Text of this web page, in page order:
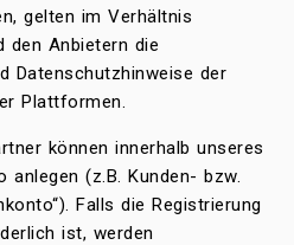
gelten im Verhältnis
den Anbietern die
Datenschutzhinweise der
Plattformen.
können innerhalb unseres
anlegen (z.B. Kunden- bzw.
Falls die Registrierung
ist, werden